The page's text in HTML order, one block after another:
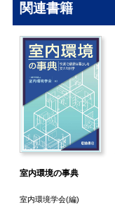
関連書籍
室内環境の事典
室内環境学会(編)